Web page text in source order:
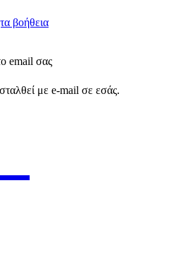
βοήθεια
email σας
με e-mail σε εσάς.